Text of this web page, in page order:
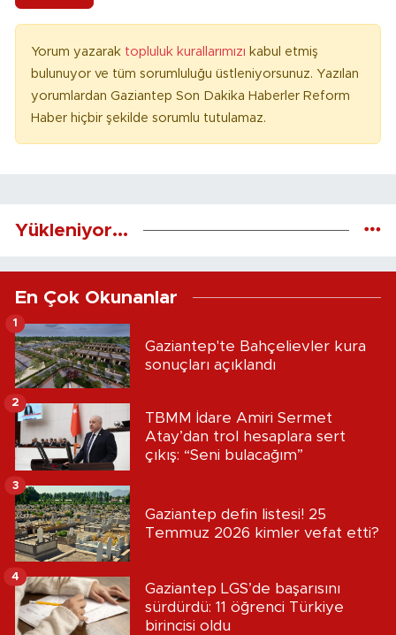
Yorum yazarak topluluk kurallarımızı kabul etmiş
bulunuyor ve tüm sorumluluğu üstleniyorsunuz. Yazılan
yorumlardan Gaziantep Son Dakika Haberler Reform
Haber hiçbir şekilde sorumlu tutulamaz.
Yükleniyor...
En Çok Okunanlar
Gaziantep'te Bahçelievler kura
sonuçları açıklandı
1
TBMM İdare Amiri Sermet
Atay’dan trol hesaplara sert
çıkış: “Seni bulacağım”
2
Gaziantep defin listesi! 25
Temmuz 2026 kimler vefat etti?
3
Gaziantep LGS’de başarısını
sürdürdü: 11 öğrenci Türkiye
birincisi oldu
4